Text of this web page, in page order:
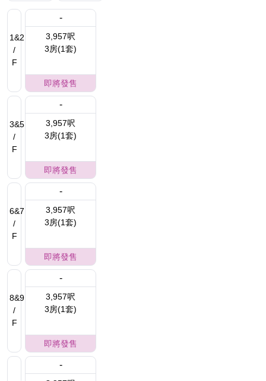
1&2
/
F
3&5
/
F
6&7
/
F
8&9
/
F
-
3,957呎
3房(1套)
即將發售
-
3,957呎
3房(1套)
即將發售
-
3,957呎
3房(1套)
即將發售
-
3,957呎
3房(1套)
即將發售
-